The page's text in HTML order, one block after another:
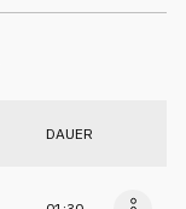
DAUER